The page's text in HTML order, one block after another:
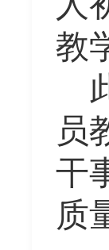
教
员
干
质